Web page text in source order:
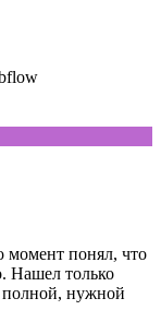
момент понял, что
Нашел только
полной, нужной